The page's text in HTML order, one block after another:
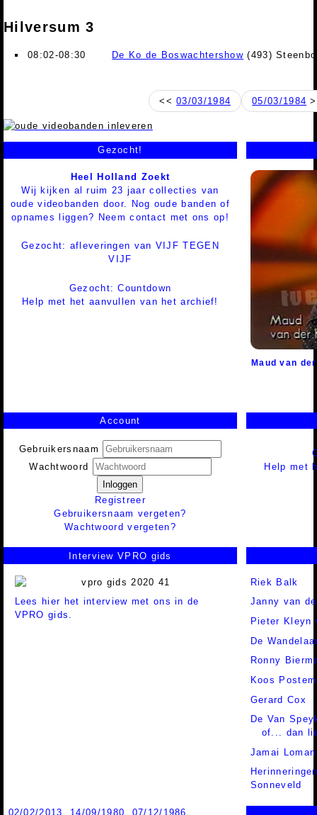
Hilversum 3
08:02-08:30 De Ko de Boswachtershow (493)
<<03/03/1984 05/03/1984
Gezocht!
Heel Holland Zoekt
Wij kijken al ruim 23 jaar collecties van
oude videobanden door. Nog oude banden of
opnames liggen? Neem contact met ons op!
Gezocht: afleveringen van VIJF TEGEN
VIJF
Gezocht: Countdown
Help met het aanvullen van het archief!
Maud van
Account
Gebruikersnaam
Wachtwoord
Inloggen
Registreer
Gebruikersnaam vergeten?
Wachtwoord vergeten?
Help met
Interview VPRO gids
Lees hier het interview met ons in de
VPRO gids.
Riek Balk
Janny van
Pieter Kleyn
De
Ronny
Koos
Gerard Cox
De Van
of... dan
Jamai Loman
Sonneveld
02/02/2013 14/09/1980 07/12/1986